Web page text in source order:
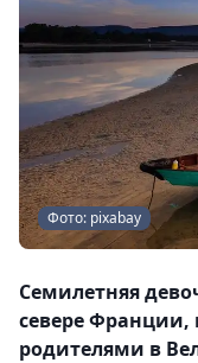
Фото: pixabay
Семилетняя
севере Франции,
родителями в